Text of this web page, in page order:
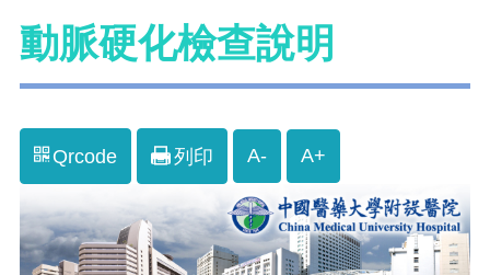
動脈硬化檢查說明
Qrcode 列印 A- A+